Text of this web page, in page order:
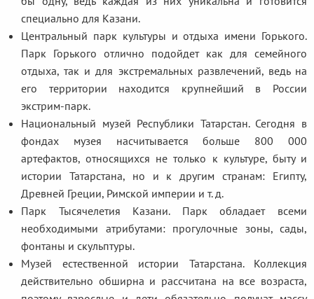
специально для Казани.
Центральный парк культуры и отдыха имени Горького.
Парк Горького отлично подойдет как для семейного
отдыха, так и для экстремальных развлечений, ведь на
его территории находится крупнейший в России
экстрим-парк.
Национальный музей Республики Татарстан. Сегодня в
фондах музея насчитывается больше 800 000
артефактов, относящихся не только к культуре, быту и
истории Татарстана, но и к другим странам: Египту,
Древней Греции, Римской империи и т. д.
Парк Тысячелетия Казани. Парк обладает всеми
необходимыми атрибутами: прогулочные зоны, сады,
фонтаны и скульптуры.
Музей естественной истории Татарстана. Коллекция
действительно обширна и рассчитана на все возраста,